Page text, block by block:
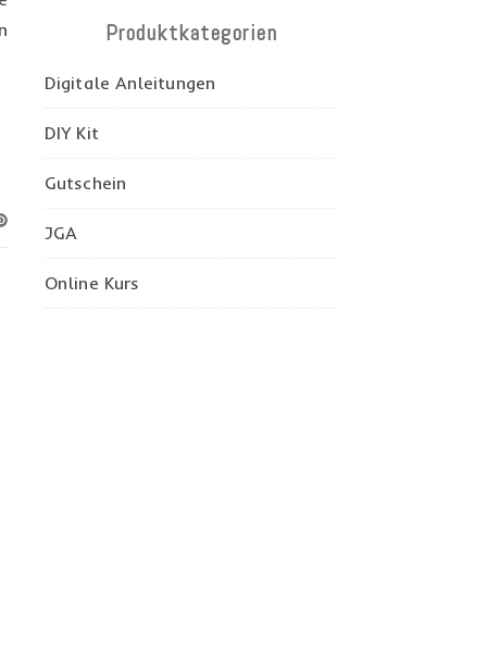
Produktkategorien
Digitale Anleitungen
DIY Kit
Gutschein
JGA
Online Kurs